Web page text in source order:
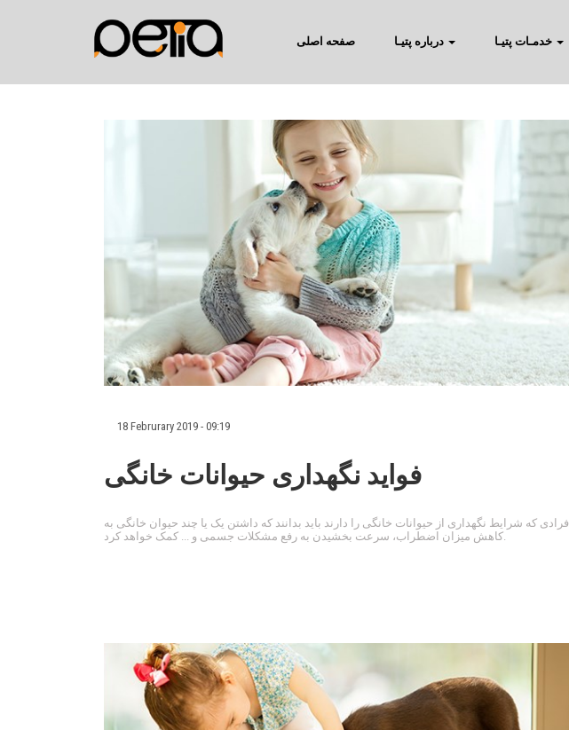
صفحه اصلی
18 Februrary 2019 - 09:19
فواید نگهداری حیوانات خانگی
افرادی که شرایط نگهداری از حیوانات خانگی را دارند باید بدانند که داشتن یک یا چند حیوان خانگی به
کاهش میزان اضطراب، سرعت بخشیدن به رفع مشکلات جسمی و ... کمک خواهد کرد.